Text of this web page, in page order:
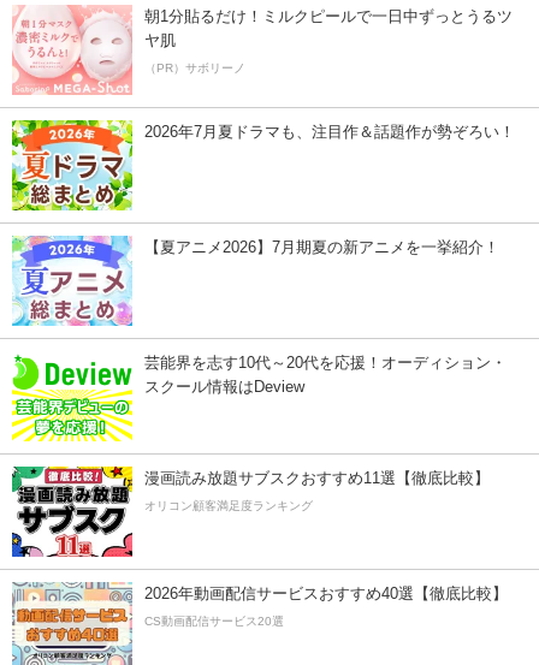
朝1分貼るだけ！ミルクピールで一日中ずっとうるツ
ヤ肌
（PR）サボリーノ
2026年7月夏ドラマも、注目作＆話題作が勢ぞろい！
【夏アニメ2026】7月期夏の新アニメを一挙紹介！
芸能界を志す10代～20代を応援！オーディション・
スクール情報はDeview
漫画読み放題サブスクおすすめ11選【徹底比較】
オリコン顧客満足度ランキング
2026年動画配信サービスおすすめ40選【徹底比較】
CS動画配信サービス20選